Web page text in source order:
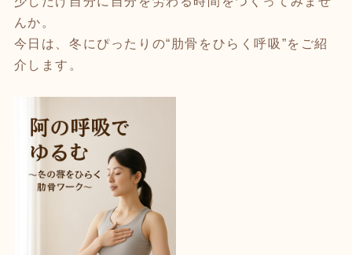
んか。
今日は、冬にぴったりの“肋骨をひらく呼吸”をご紹
介します。